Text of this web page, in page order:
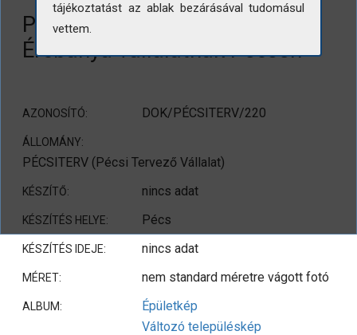
Paneles lakóház együttes az
Ércbánya vállalatnak Pécsen
AZONOSÍTÓ: DOK/PÉCSITERV/220
ÁLLOMÁNY:
PÉCSITERV (Pécsi Tervező Vállalat)
KÉSZÍTŐ: nincs adat
KÉSZÍTÉS HELYE: Pécs
KÉSZÍTÉS IDEJE: nincs adat
MÉRET: nem standard méretre vágott fotó
ALBUM:
Épületkép
Változó településkép
tájékoztatást az ablak bezárásával tudomásul
vettem.